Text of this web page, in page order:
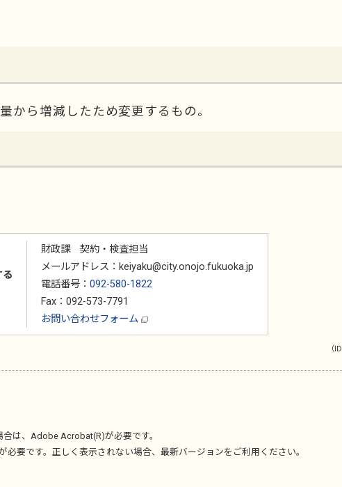
から増減したため変更するもの。
る
財政課 契約・検査担当
メールアドレス：keiyaku@city.onojo.fukuoka.jp
電話番号： 092-580-1822
Fax：092-573-7791
お問い合わせフォーム
（
は、 Adobe Acrobat(R)が必要です。
必要です。正しく表示されない場合、最新バージョンをご利用ください。